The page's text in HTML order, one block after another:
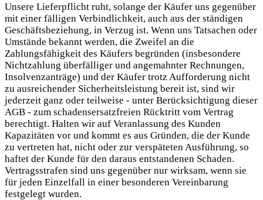
Unsere Lieferpflicht ruht, solange der Käufer uns gegenüber
mit einer fälligen Verbindlichkeit, auch aus der ständigen
Geschäftsbeziehung, in Verzug ist. Wenn uns Tatsachen oder
Umstände bekannt werden, die Zweifel an die
Zahlungsfähigkeit des Käufers begründen (insbesondere
Nichtzahlung überfälliger und angemahnter Rechnungen,
Insolvenzanträge) und der Käufer trotz Aufforderung nicht
zu ausreichender Sicherheitsleistung bereit ist, sind wir
jederzeit ganz oder teilweise - unter Berücksichtigung dieser
AGB - zum schadensersatzfreien Rücktritt vom Vertrag
berechtigt. Halten wir auf Veranlassung des Kunden
Kapazitäten vor und kommt es aus Gründen, die der Kunde
zu vertreten hat, nicht oder zur verspäteten Ausführung, so
haftet der Kunde für den daraus entstandenen Schaden.
Vertragsstrafen sind uns gegenüber nur wirksam, wenn sie
für jeden Einzelfall in einer besonderen Vereinbarung
festgelegt wurden.